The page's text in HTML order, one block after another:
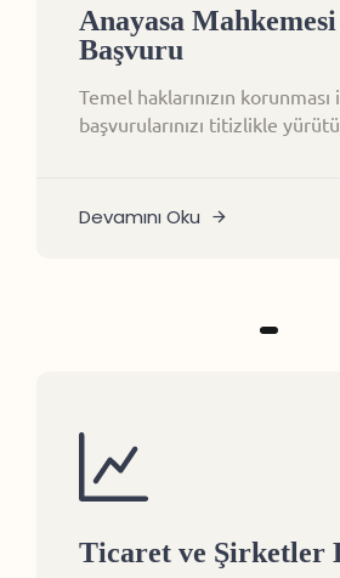
Anayasa
Başvuru
Temel haklarınızın
başvurularınızı titizlikle
Devamını Oku
Ticaret ve Şirketler